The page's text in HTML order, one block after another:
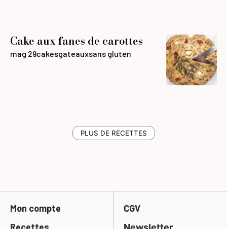
Cake aux fanes de carottes
mag 29cakesgateauxsans gluten
PLUS DE RECETTES
Mon compte
CGV